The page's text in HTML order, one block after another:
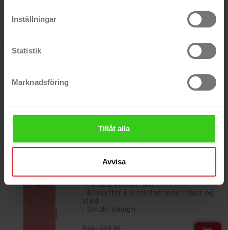
Inställningar
Statistik
Marknadsföring
Tillåt alla
Avvisa

Onsala mobiletui til iPhone 13 Pro Max Rose Garden
- Beskytter din telefon mod ridser og
68 kr
Onsala 2-i-1 magnetisk pungetui til iPhone 13 Pro Max
- Fulddækkende skal
- Beskytter din telefon mod ridser og
stød
- Smukt design